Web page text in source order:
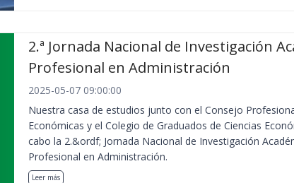
2.ª Jornada Nacional de Investigación
Profesional en Administración
2025-05-07 09:00:00
Nuestra casa de estudios junto con el Consejo
Económicas y el Colegio de Graduados de Ciencias
cabo la 2.&ordf; Jornada Nacional de Investigación
Profesional en Administración.
Leer más